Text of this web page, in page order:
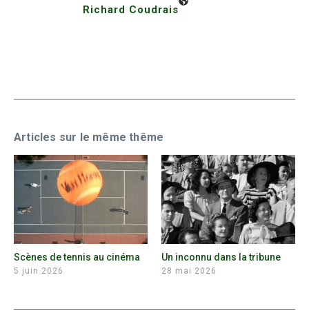
Richard Coudrais
Articles sur le même thême
Scènes de tennis au cinéma
5 juin 2026
Un inconnu dans la tribune
28 mai 2026